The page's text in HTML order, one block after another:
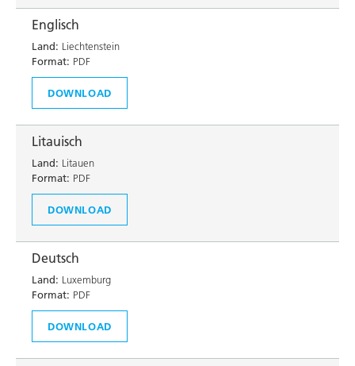
Englisch
Land: Liechtenstein
Format: PDF
DOWNLOAD
Litauisch
Land: Litauen
Format: PDF
DOWNLOAD
Deutsch
Land: Luxemburg
Format: PDF
DOWNLOAD